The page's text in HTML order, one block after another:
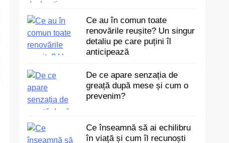
Ce au în comun toate
renovările reușite? Un singur
detaliu pe care puțini îl
anticipează
De ce apare senzația de
greață după mese și cum o
prevenim?
Ce înseamnă să ai echilibru
în viață și cum îl recunoști